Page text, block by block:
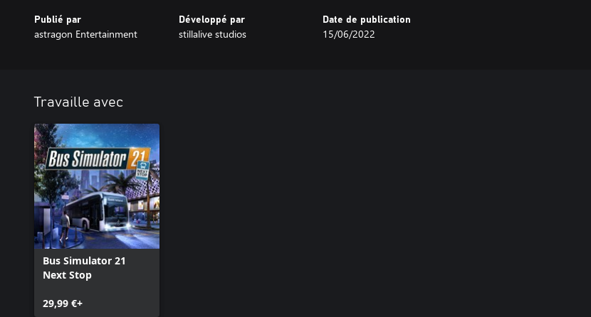
Publié par
astragon Entertainment
Développé par
stillalive studios
Date de publication
15/06/2022
Travaille avec
Bus Simulator 21
Next Stop
29,99 €+